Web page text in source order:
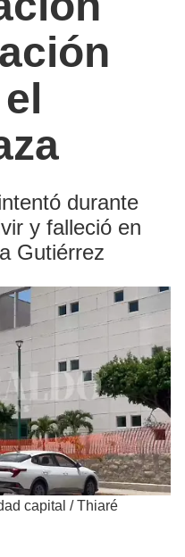
durante
y falleció en
Gutiérrez
capital /Thiaré